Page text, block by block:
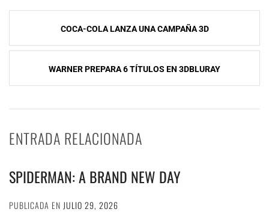
Navegación
de
entradas
COCA-COLA LANZA UNA CAMPAÑA 3D
WARNER PREPARA 6 TÍTULOS EN 3DBLURAY
ENTRADA RELACIONADA
SPIDERMAN: A BRAND NEW DAY
PUBLICADA EN JULIO 29, 2026